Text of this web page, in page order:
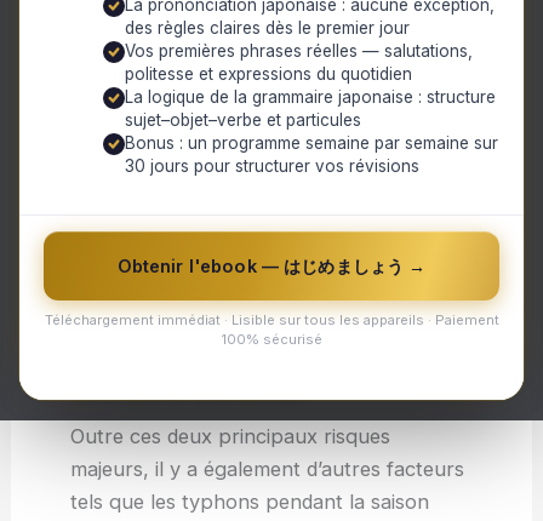
La prononciation japonaise : aucune exception,
des règles claires dès le premier jour
Vos premières phrases réelles — salutations,
politesse et expressions du quotidien
La logique de la grammaire japonaise : structure
sujet–objet–verbe et particules
Bonus : un programme semaine par semaine sur
30 jours pour structurer vos révisions
Obtenir l'ebook — はじめましょう →
Téléchargement immédiat · Lisible sur tous les appareils · Paiement
100% sécurisé
peuvent être accompagnés de tsunamis
dévastateurs, comme cela a été le cas en
2011 avec celui de Tohoku.
En plus des risques naturels, le Japon doit
également faire face à un risque
nucléaires. Suite à l’accident nucléaire de
Fukushima en 2011, qui a eu des
l’environnement que sur la santé humaine,
Outre ces deux principaux risques
majeurs, il y a également d’autres facteurs
tels que les typhons pendant la saison